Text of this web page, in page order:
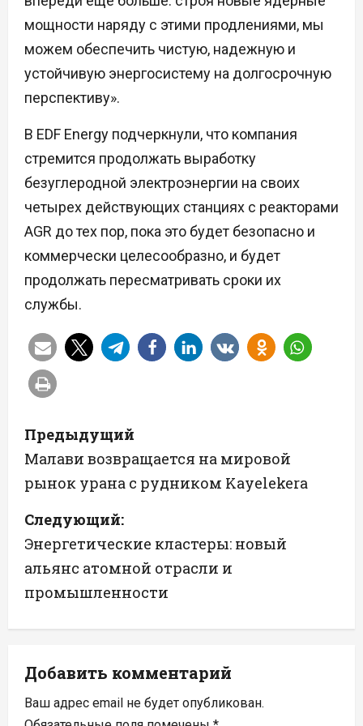
мощности наряду с этими продлениями, мы
можем обеспечить чистую, надежную и
устойчивую энергосистему на долгосрочную
перспективу».
В EDF Energy подчеркнули, что компания
стремится продолжать выработку
безуглеродной электроэнергии на своих
четырех действующих станциях с реакторами
AGR до тех пор, пока это будет безопасно и
коммерчески целесообразно, и будет
продолжать пересматривать сроки их
службы.
Н
а
в
и
г
а
ц
и
я
Предыдущий
Малави возвращается на мировой
рынок урана с рудником Kayelekera
Следующий:
Энергетические кластеры: новый
альянс атомной отрасли и
промышленности
Добавить комментарий
Ваш адрес email не будет опубликован.